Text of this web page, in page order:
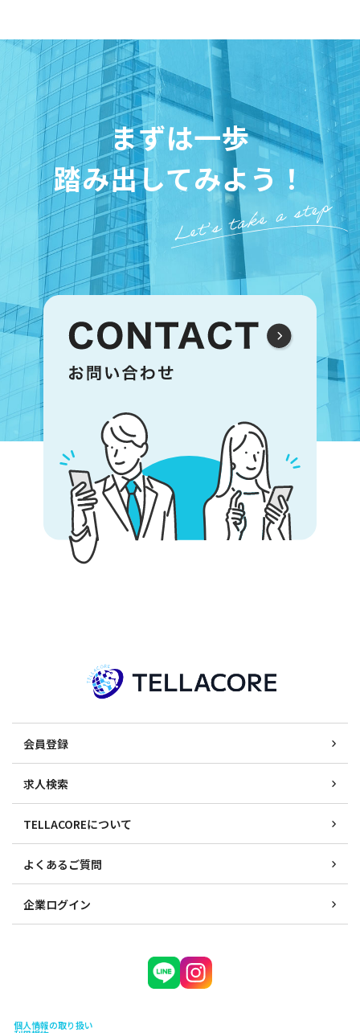
まずは一歩
踏み出してみよう！
会員登録
求人検索
TELLACOREについて
よくあるご質問
企業ログイン
個人情報の取り扱い